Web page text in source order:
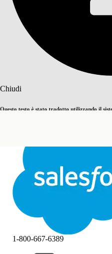
Chiudi
Questo testo è stato tradotto utilizzando il
Chiudi Chiudi
1-800-667-6389